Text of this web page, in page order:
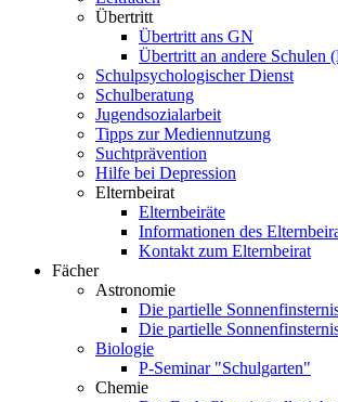
Übertritt
Übertritt ans GN
Übertritt an andere Schulen
Schulpsychologischer Dienst
Schulberatung
Jugendsozialarbeit
Tipps zur Mediennutzung
Suchtprävention
Hilfe bei Depression
Elternbeirat
Elternbeiräte
Informationen des
Kontakt zum Elternbeirat
Fächer
Astronomie
Die partielle
Die partielle
Biologie
P-Seminar "Schulgarten"
Chemie